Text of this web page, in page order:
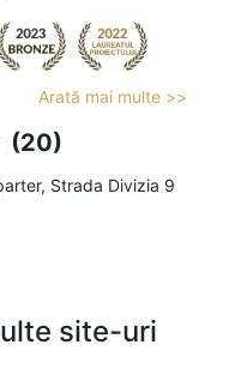
Arată mai multe >>
(20)
Strada Divizia 9
site-uri